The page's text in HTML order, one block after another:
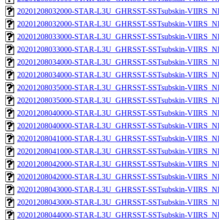
20201208032000-STAR-L3U_GHRSST-SSTsubskin-
20201208032000-STAR-L3U_GHRSST-SSTsubskin-
20201208033000-STAR-L3U_GHRSST-SSTsubskin-
20201208033000-STAR-L3U_GHRSST-SSTsubskin-
20201208034000-STAR-L3U_GHRSST-SSTsubskin-
20201208034000-STAR-L3U_GHRSST-SSTsubskin-
20201208035000-STAR-L3U_GHRSST-SSTsubskin-
20201208035000-STAR-L3U_GHRSST-SSTsubskin-
20201208040000-STAR-L3U_GHRSST-SSTsubskin-
20201208040000-STAR-L3U_GHRSST-SSTsubskin-
20201208041000-STAR-L3U_GHRSST-SSTsubskin-
20201208041000-STAR-L3U_GHRSST-SSTsubskin-
20201208042000-STAR-L3U_GHRSST-SSTsubskin-
20201208042000-STAR-L3U_GHRSST-SSTsubskin-
20201208043000-STAR-L3U_GHRSST-SSTsubskin-
20201208043000-STAR-L3U_GHRSST-SSTsubskin-
20201208044000-STAR-L3U_GHRSST-SSTsubskin-